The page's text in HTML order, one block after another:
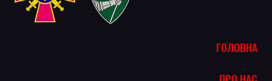
ГОЛОВНА